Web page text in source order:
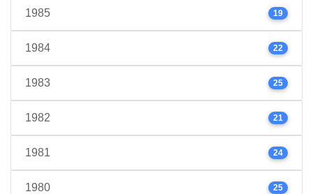
1985 19
1984 22
1983 25
1982 21
1981 24
1980 25